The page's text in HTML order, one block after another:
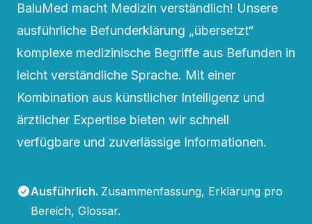
BaluMed macht Medizin verständlich! Unsere
ausführliche Befunderklärung „übersetzt“
komplexe medizinische Begriffe aus Befunden in
leicht verständliche Sprache. Mit einer
Kombination aus künstlicher Intelligenz und
ärztlicher Expertise bieten wir schnell
verfügbare und zuverlässige Informationen.
Ausführlich. Zusammenfassung, Erklärung pro
Bereich, Glossar.